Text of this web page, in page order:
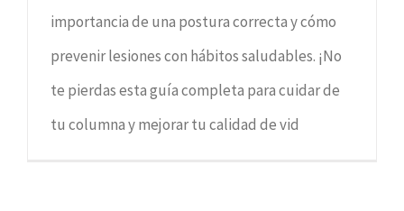
importancia de una postura correcta y cómo
prevenir lesiones con hábitos saludables. ¡No
te pierdas esta guía completa para cuidar de
tu columna y mejorar tu calidad de vid